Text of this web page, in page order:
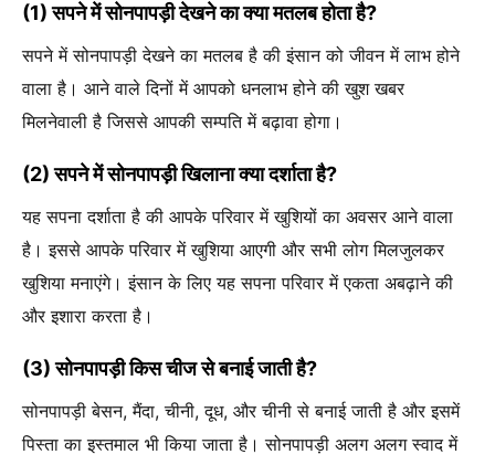
(1) सपने में सोनपापड़ी देखने का क्या मतलब होता है?
सपने में सोनपापड़ी देखने का मतलब है की इंसान को जीवन में लाभ होने
वाला है। आने वाले दिनों में आपको धनलाभ होने की खुश खबर
मिलनेवाली है जिससे आपकी सम्पति में बढ़ावा होगा।
(2) सपने में सोनपापड़ी खिलाना क्या दर्शाता है?
यह सपना दर्शाता है की आपके परिवार में खुशियों का अवसर आने वाला
है। इससे आपके परिवार में खुशिया आएगी और सभी लोग मिलजुलकर
खुशिया मनाएंगे। इंसान के लिए यह सपना परिवार में एकता अबढ़ाने की
और इशारा करता है।
(3) सोनपापड़ी किस चीज से बनाई जाती है?
सोनपापड़ी बेसन, मैंदा, चीनी, दूध, और चीनी से बनाई जाती है और इसमें
पिस्ता का इस्तमाल भी किया जाता है। सोनपापड़ी अलग अलग स्वाद में